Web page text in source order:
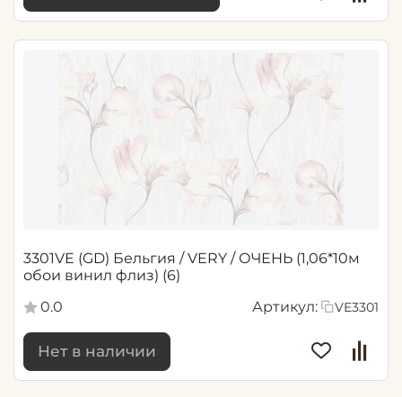
3301VE (GD) Бельгия / VERY / ОЧЕНЬ (1,06*10м
обои винил флиз) (6)
0.0
Артикул: VE3301
Нет в наличии